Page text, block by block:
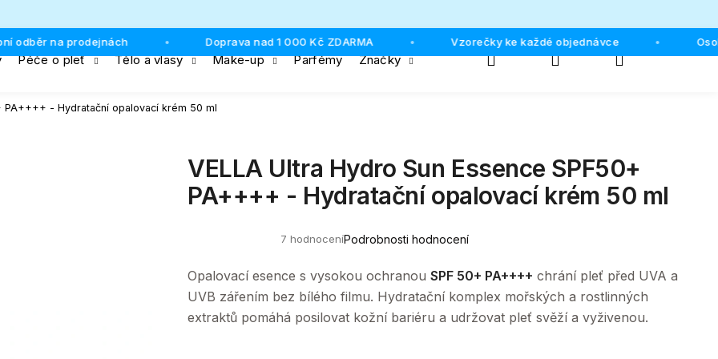
na prodejnách Doprava nad 1 000 Kč ZDARMA Vzorečky ke každé objednávce Osobní
Péče o pleť Tělo a vlasy Make-up Parfémy Značky Hledat PřihlášeníNákupní
PA++++ - Hydratační opalovací krém 50 ml
je
4,9
z
5
7 hodnoceníPodrobnosti hodnocení
VELLA Ultra Hydro Sun Essence SPF50+
PA++++ - Hydratační opalovací krém 50 ml
Opalovací esence s vysokou ochranou SPF 50+ PA++++ chrání pleť před UVA a
UVB zářením bez bílého filmu. Hydratační komplex mořských a rostlinných
extraktů pomáhá posilovat kožní bariéru a udržovat pleť svěží a vyživenou.